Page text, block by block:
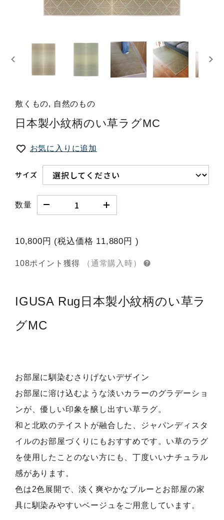
敷くもの, 自然のもの
日本製小紋柄のい草ラグMC
お気に入りに追加
サイズ
数量
10,800円 (税込価格 11,880円 )
108ポイント獲得 （通常購入時）
IGUSA Rug 日本製小紋柄のい草ラ
グMC
お部屋に馴染むさりげないデザイン
お部屋に溶け込むような淡いカラーのグラデーショ
ンが、優しい印象を醸し出すい草ラグ。
和と北欧のテイストが融合した、ジャパンディスタ
イルのお部屋づくりにもおすすめです。い草のラグ
を使用したことのない方にも、丁度いいナチュラル
感があります。
色は2色展開で、淡く爽やかなブルーとお部屋の家
具に馴染みやすいベージュをご用意しています。